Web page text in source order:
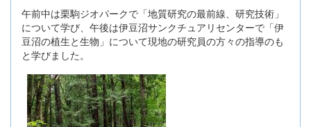
午前中は栗駒ジオパークで「地質研究の最前線、研究技術」
について学び、午後は伊豆沼サンクチュアリセンターで「伊
豆沼の植生と生物」について現地の研究員の方々の指導のも
と学びました。